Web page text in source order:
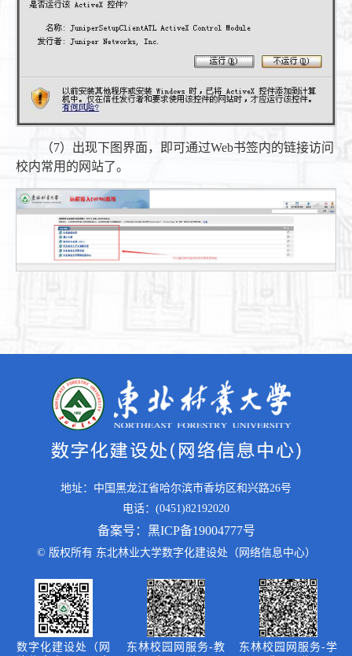
（7）出现下图界面，即可通过Web书签内的链接访问
校内常用的网站了。
地址：中国黑龙江省哈尔滨市香坊区和兴路26号
电话：(0451)82192020
备案号：黑ICP备19004777号
© 版权所有 东北林业大学数字化建设处（网络信息中心）
数字化建设处（网
东林校园网服务-教
东林校园网服务-学